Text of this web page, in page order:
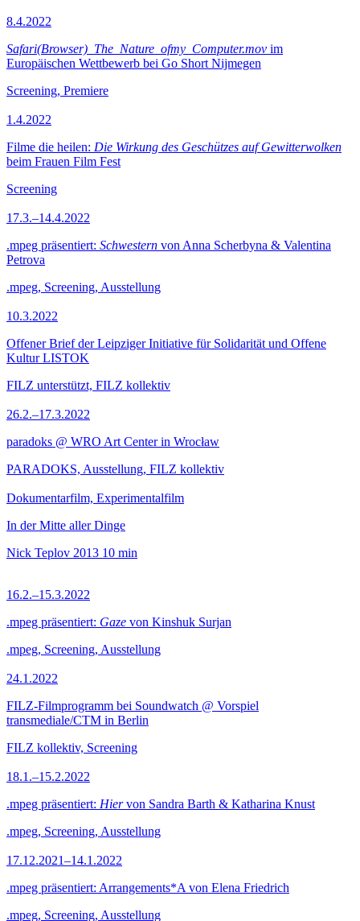
8.4.2022
Safari(Browser)_The_Nature_ofmy_Computer.mov im
Europäischen Wettbewerb bei Go Short Nijmegen
Screening, Premiere
1.4.2022
Filme die heilen: Die Wirkung des Geschützes auf Gewitterwolken
beim Frauen Film Fest
Screening
17.3.–14.4.2022
.mpeg präsentiert: Schwestern von Anna Scherbyna & Valentina
Petrova
.mpeg, Screening, Ausstellung
10.3.2022
Offener Brief der Leipziger Initiative für Solidarität und Offene
Kultur LISTOK
FILZ unterstützt, FILZ kollektiv
26.2.–17.3.2022
paradoks @ WRO Art Center in Wrocław
PARADOKS, Ausstellung, FILZ kollektiv
Dokumentarfilm, Experimentalfilm
In der Mitte aller Dinge
Nick Teplov 2013 10 min
16.2.–15.3.2022
.mpeg präsentiert: Gaze von Kinshuk Surjan
.mpeg, Screening, Ausstellung
24.1.2022
FILZ-Filmprogramm bei Soundwatch @ Vorspiel
transmediale/CTM in Berlin
FILZ kollektiv, Screening
18.1.–15.2.2022
.mpeg präsentiert: Hiervon Sandra Barth & Katharina Knust
.mpeg, Screening, Ausstellung
17.12.2021–14.1.2022
.mpeg präsentiert: Arrangements*A von Elena Friedrich
.mpeg, Screening, Ausstellung